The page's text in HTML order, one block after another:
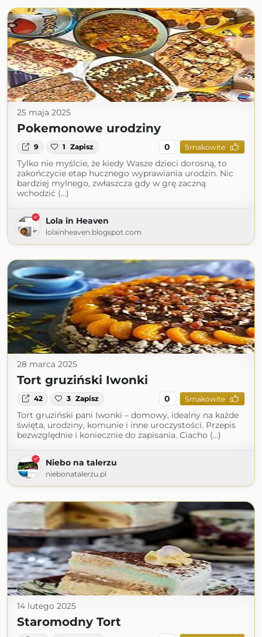
25 maja 2025
Pokemonowe urodziny
9 1 Zapisz 0 Smakowite
Tylko nie myślcie, że kiedy Wasze dzieci dorosną, to
zakończycie etap hucznego wyprawiania urodzin. Nic
bardziej mylnego, zwłaszcza gdy w grę zaczną
wchodzić (...)
Lola in Heaven
lolainheaven.blogspot.com
28 marca 2025
Tort gruziński Iwonki
42 3 Zapisz 0 Smakowite
Tort gruziński pani Iwonki – domowy, idealny na każde
święta, urodziny, komunie i inne uroczystości. Przepis
bezwzględnie i koniecznie do zapisania. Ciacho (...)
Niebo na talerzu
niebonatalerzu.pl
14 lutego 2025
Staromodny Tort